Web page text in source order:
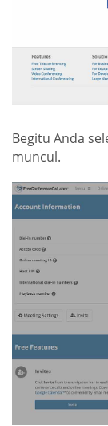
Begitu Anda
muncul.